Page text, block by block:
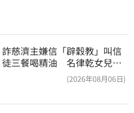
詐慈濟主嫌信「辟穀教」叫信
徒三餐喝精油 名律乾女兒卻
(2026年08月06日)